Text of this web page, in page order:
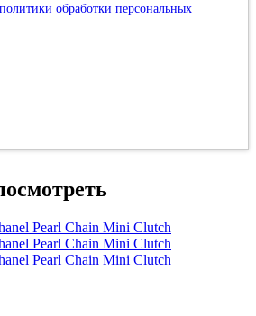
обработки персональных